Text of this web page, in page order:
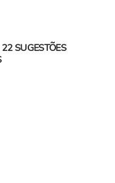
SUGESTÕES